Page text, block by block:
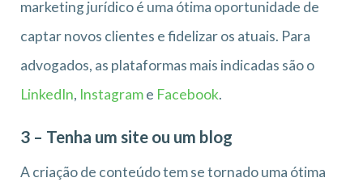
marketing jurídico é uma ótima oportunidade de
captar novos clientes e fidelizar os atuais. Para
advogados, as plataformas mais indicadas são o
LinkedIn, Instagrame Facebook.
3 – Tenha um site ou um blog
A criação de conteúdo tem se tornado uma ótima